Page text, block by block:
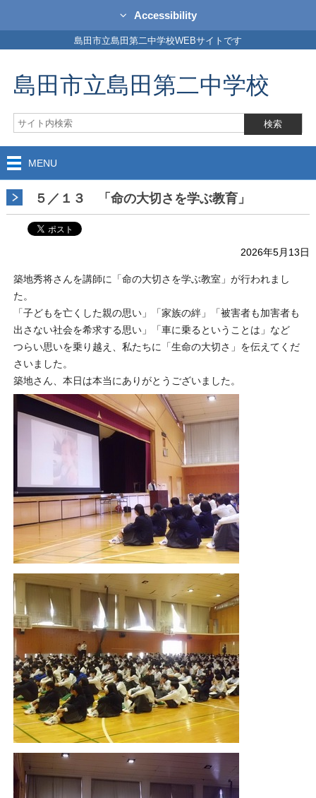
Accessibility
島田市立島田第二中学校WEBサイトです
島田市立島田第二中学校
MENU
５／１３ 「命の大切さを学ぶ教育」
2026年5月13日
築地秀将さんを講師に「命の大切さを学ぶ教室」が行われまし
た。
「子どもを亡くした親の思い」「家族の絆」「被害者も加害者も
出さない社会を希求する思い」「車に乗るということは」など
つらい思いを乗り越え、私たちに「生命の大切さ」を伝えてくだ
さいました。
築地さん、本日は本当にありがとうございました。